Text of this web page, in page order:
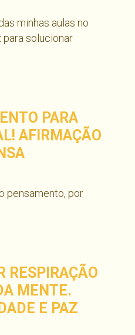
minhas aulas no
para solucionar
PARA
AFIRMAÇÃO
pensamento, por
RESPIRAÇÃO
MENTE.
E PAZ